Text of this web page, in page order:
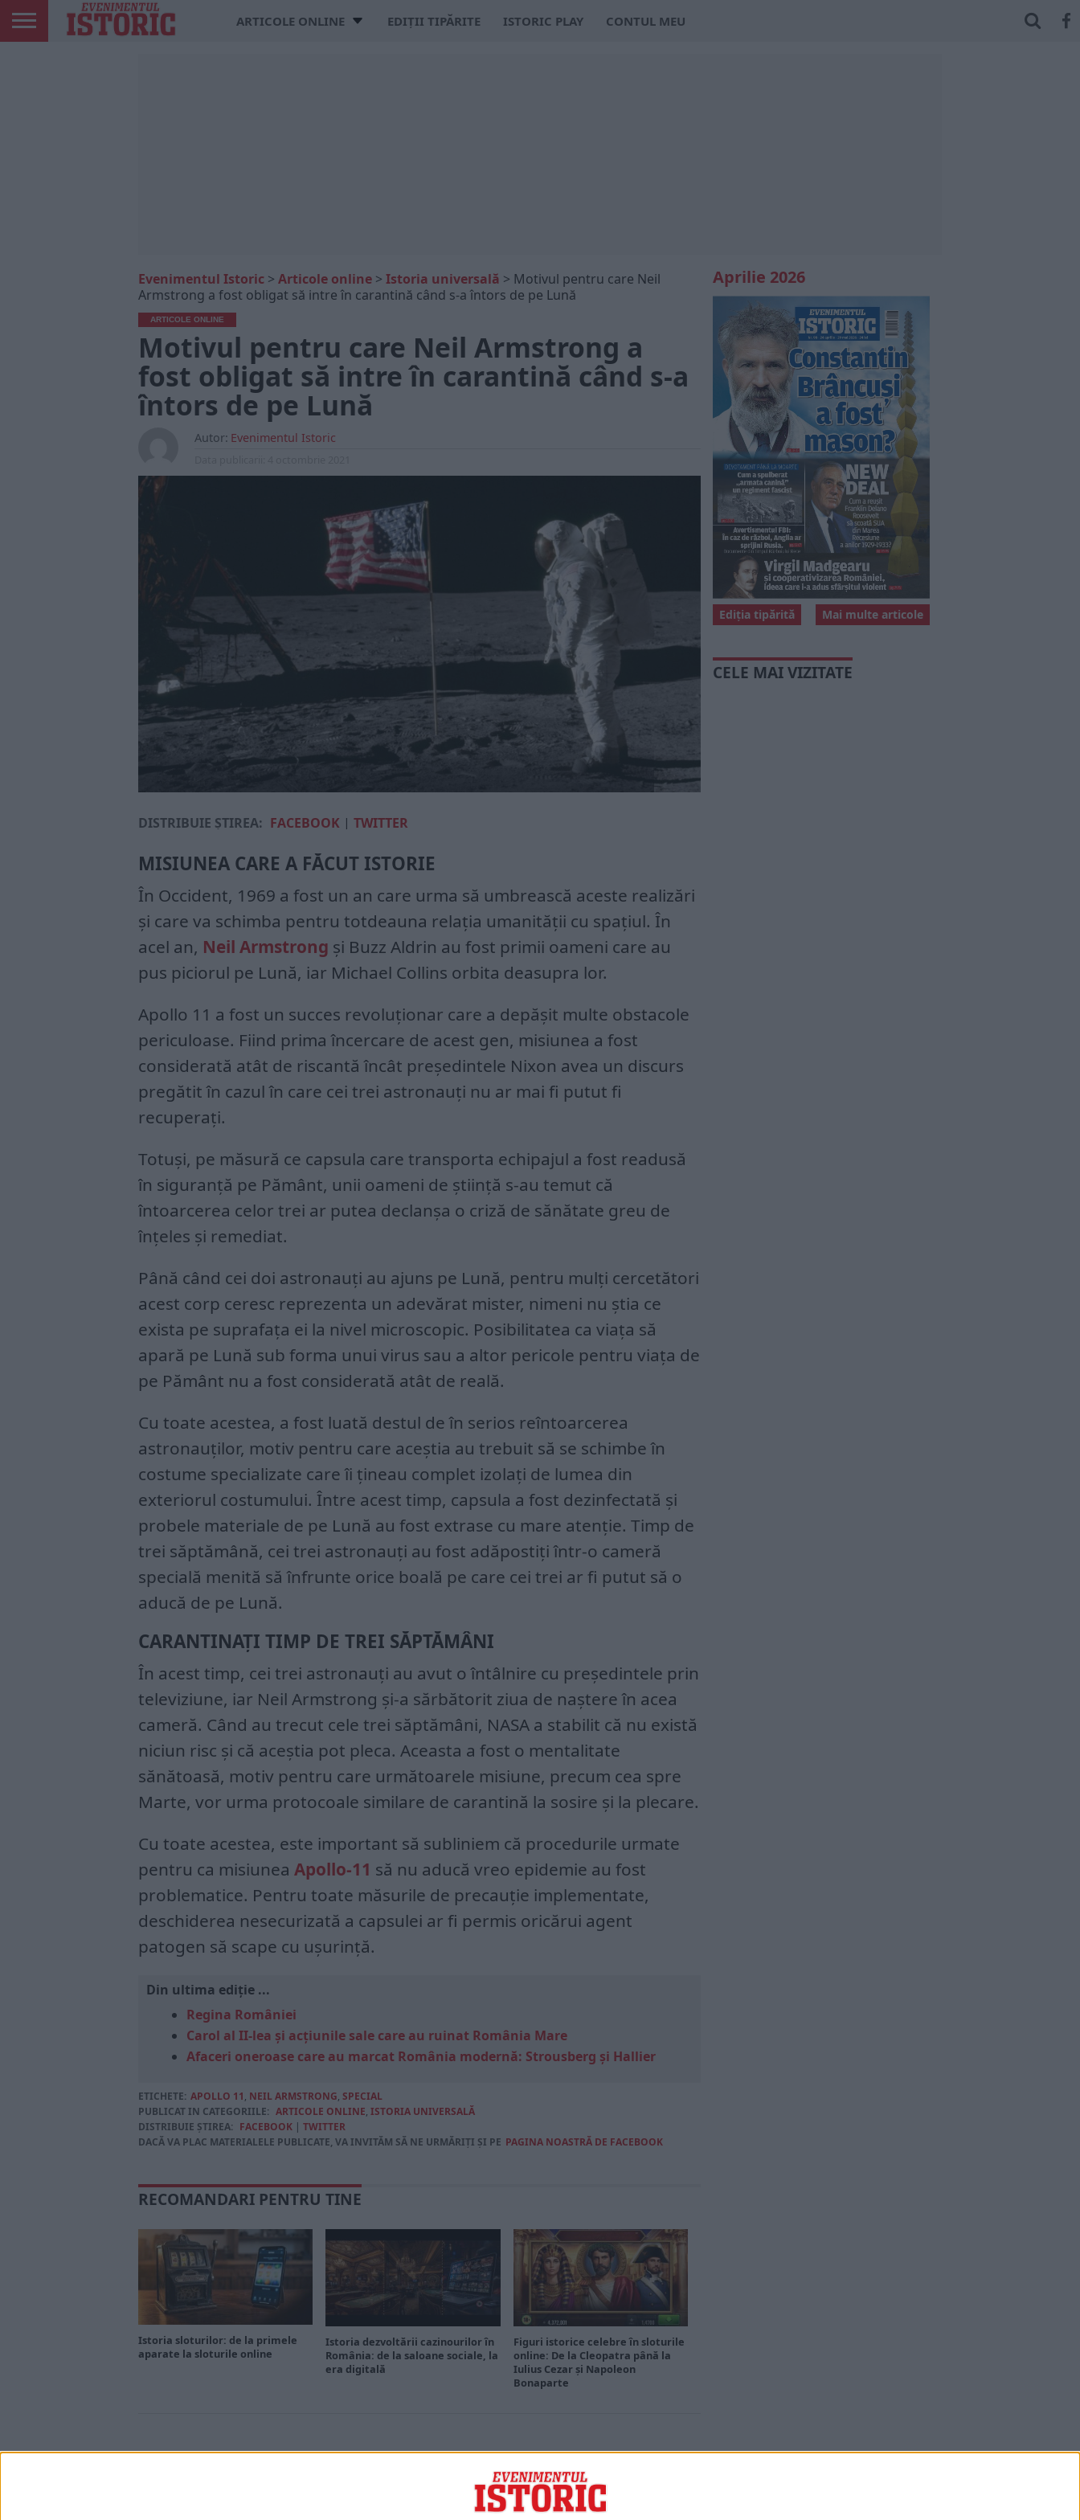
ARTICOLE ONLINE EDIȚII TIPĂRITE ISTORIC PLAY CONTUL MEU
Evenimentul Istoric > Articole online > Istoria universală > Motivul pentru care Neil
Armstrong a fost obligat să intre în carantină când s-a întors de pe Lună
ARTICOLE ONLINE
Motivul pentru care Neil Armstrong a
fost obligat să intre în carantină când s-a
întors de pe Lună
Autor: Evenimentul Istoric
DISTRIBUIE ȘTIREA: FACEBOOK | TWITTER
MISIUNEA CARE A FĂCUT ISTORIE
În Occident, 1969 a fost un an care urma să umbrească aceste realizări
și care va schimba pentru totdeauna relația umanității cu spațiul. În
acel an, Neil Armstrong și Buzz Aldrin au fost primii oameni care au
pus piciorul pe Lună, iar Michael Collins orbita deasupra lor.
Apollo 11 a fost un succes revoluționar care a depășit multe obstacole
periculoase. Fiind prima încercare de acest gen, misiunea a fost
considerată atât de riscantă încât președintele Nixon avea un discurs
pregătit în cazul în care cei trei astronauți nu ar mai fi putut fi
recuperați.
Totuși, pe măsură ce capsula care transporta echipajul a fost readusă
în siguranță pe Pământ, unii oameni de știință s-au temut că
întoarcerea celor trei ar putea declanșa o criză de sănătate greu de
înțeles și remediat.
Până când cei doi astronauți au ajuns pe Lună, pentru mulți cercetători
acest corp ceresc reprezenta un adevărat mister, nimeni nu știa ce
exista pe suprafața ei la nivel microscopic. Posibilitatea ca viața să
apară pe Lună sub forma unui virus sau a altor pericole pentru viața de
pe Pământ nu a fost considerată atât de reală.
Cu toate acestea, a fost luată destul de în serios reîntoarcerea
astronauților, motiv pentru care aceștia au trebuit să se schimbe în
costume specializate care îi țineau complet izolați de lumea din
exteriorul costumului. Între acest timp, capsula a fost dezinfectată și
probele materiale de pe Lună au fost extrase cu mare atenție. Timp de
trei săptămână, cei trei astronauți au fost adăpostiți într-o cameră
specială menită să înfrunte orice boală pe care cei trei ar fi putut să o
aducă de pe Lună.
CARANTINAȚI TIMP DE TREI SĂPTĂMÂNI
În acest timp, cei trei astronauți au avut o întâlnire cu președintele prin
televiziune, iar Neil Armstrong și-a sărbătorit ziua de naștere în acea
cameră. Când au trecut cele trei săptămâni, NASA a stabilit că nu există
niciun risc și că aceștia pot pleca. Aceasta a fost o mentalitate
sănătoasă, motiv pentru care următoarele misiune, precum cea spre
Marte, vor urma protocoale similare de carantină la sosire și la plecare.
Cu toate acestea, este important să subliniem că procedurile urmate
pentru ca misiunea Apollo-11 să nu aducă vreo epidemie au fost
problematice. Pentru toate măsurile de precauție implementate,
deschiderea nesecurizată a capsulei ar fi permis oricărui agent
patogen să scape cu ușurință.
Din ultima ediție ...
Regina României
Carol al II-lea și acțiunile sale care au ruinat România Mare
Afaceri oneroase care au marcat România modernă: Strousberg și Hallier
ETICHETE: APOLLO 11, NEIL ARMSTRONG, SPECIAL
PUBLICAT IN CATEGORIILE: ARTICOLE ONLINE, ISTORIA UNIVERSALĂ
DISTRIBUIE ȘTIREA: FACEBOOK | TWITTER
DACĂ VA PLAC MATERIALELE PUBLICATE, VA INVITĂM SĂ NE URMĂRIȚI ȘI PE PAGINA NOASTRĂ DE FACEBOOK
RECOMANDARI PENTRU TINE
Istoria sloturilor: de la primele
aparate la sloturile online
Istoria dezvoltării cazinourilor în
România: de la saloane sociale, la
era digitală
Figuri istorice celebre în sloturile
online: De la Cleopatra până la
Iulius Cezar și Napoleon
Bonaparte
Aprilie 2026
Mai multe articole
Ediția tipărită
CELE MAI VIZITATE